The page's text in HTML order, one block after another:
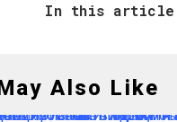
In this
Also Like